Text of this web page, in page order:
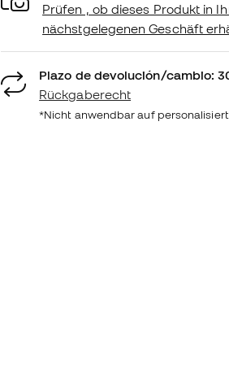
Prüfen , ob dieses Produkt in
nächstgelegenen Geschäft
Plazo de devolución/cambio:
Rückgaberecht
*Nicht anwendbar auf